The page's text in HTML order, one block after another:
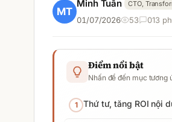
Minh Tuấn CTO,
01/07/2026 53 013
Điểm nổi bật
Nhấn để đến mục tương
1 Thứ tư, tăng ROI nội